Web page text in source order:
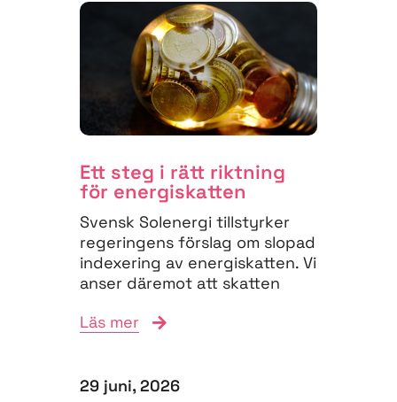
Ett steg i rätt riktning
för energiskatten
Svensk Solenergi tillstyrker
regeringens förslag om slopad
indexering av energiskatten. Vi
anser däremot att skatten
att...
Läs mer
29 juni, 2026